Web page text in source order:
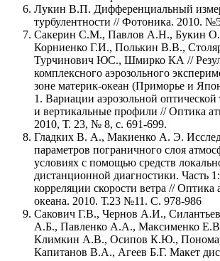
Лукин В.П. Дифференциальный
турбулентности // Фотоника. 2010.
Сакерин С.М., Павлов А.Н., Букин
Корниенко Г.И., Полькин В.В.,
Турчинович ЮС., Шмирко КА //
комплексного аэрозольного
зоне материк-океан (Приморье и
1. Вариации аэрозольной
и вертикальные профили // Оптика
2010, Т. 23, № 8, c. 691-699.
Гладких В. А., Макиенко А. Э.
параметров пограничного слоя
условиях с помощью средств
дистанционной диагностики. Часть
корреляции скорости ветра // Оптика
океана. 2010. Т.23 №11. С. 978-986
Сакович Г.В., Чернов А.И.,
А.Б., Павленко А.А., Максименко
Климкин А.В., Осипов К.Ю.,
Капитанов В.А., Агеев Б.Г. Макет